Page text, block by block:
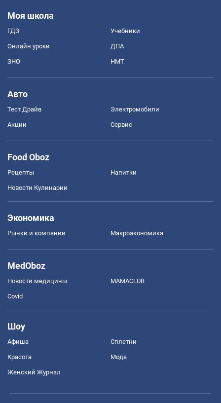
Моя школа
ГДЗ Учебники
Онлайн уроки ДПА
ЗНО НМТ
Авто
Тест Драйв Электромобили
Акции Сервис
Food Oboz
Рецепты Напитки
Новости Кулинарии
Экономика
Рынки и компании Mакроэкономика
MedOboz
Новости медицины MAMACLUB
Covid
Шоу
Афиша Сплетни
Красота Мода
Женский Журнал